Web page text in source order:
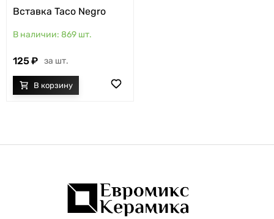
Вставка Taco Negro
869 шт.
125 шт.